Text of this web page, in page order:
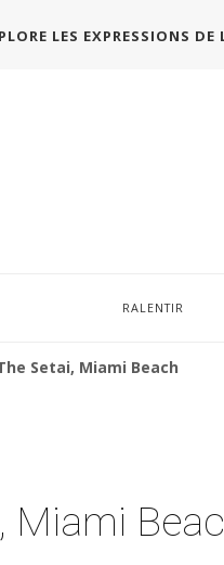
LES EXPRESSIONS DE
RALENTIR
Setai, Miami Beach
Miami